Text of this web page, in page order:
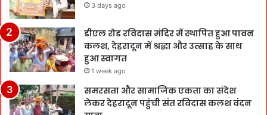
3 days ago
डीएल रोड रविदास मंदिर में स्थापित हुआ पावन
कलश, देहरादून में श्रद्धा और उत्साह के साथ
हुआ स्वागत
1 week ago
समरसता और सामाजिक एकता का संदेश
लेकर देहरादून पहुंची संत रविदास कलश वंदन